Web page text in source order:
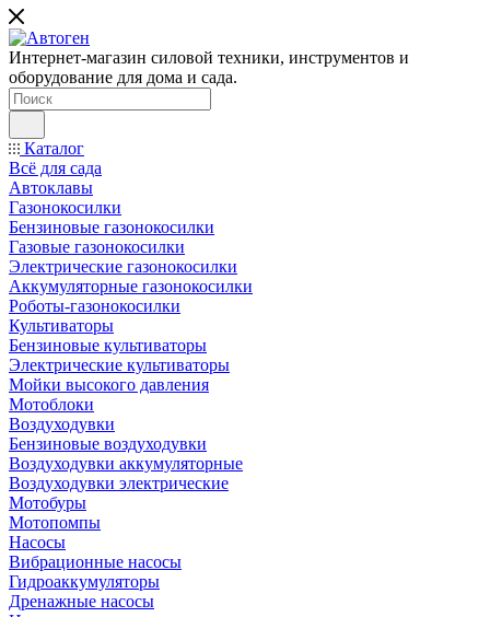
Интернет-магазин силовой техники, инструментов и
оборудование для дома и сада.
Каталог
Всё для сада
Автоклавы
Газонокосилки
Бензиновые газонокосилки
Газовые газонокосилки
Электрические газонокосилки
Аккумуляторные газонокосилки
Роботы-газонокосилки
Культиваторы
Бензиновые культиваторы
Электрические культиваторы
Мойки высокого давления
Мотоблоки
Воздуходувки
Бензиновые воздуходувки
Воздуходувки аккумуляторные
Воздуходувки электрические
Мотобуры
Мотопомпы
Насосы
Вибрационные насосы
Гидроаккумуляторы
Дренажные насосы